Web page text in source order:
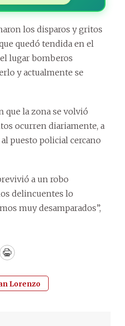
los disparos y gritos
quedó tendida en el
lugar bomberos
y actualmente se
que la zona se volvió
ocurren diariamente, a
puesto policial cercano
a un robo
delincuentes lo
muy desamparados”,
Print
Lorenzo